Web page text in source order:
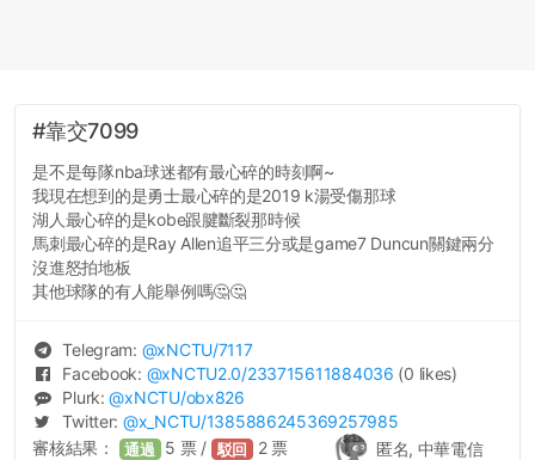
#靠交7099
是不是每隊nba球迷都有最心碎的時刻啊~
我現在想到的是勇士最心碎的是2019 k湯受傷那球
湖人最心碎的是kobe跟腱斷裂那時候
馬刺最心碎的是Ray Allen追平三分或是game7 Duncun關鍵兩分
沒進怒拍地板
其他球隊的有人能舉例嗎🤔🤔
Telegram: @xNCTU/7117
Facebook: @xNCTU2.0/233715611884036 (0 likes)
Plurk:@xNCTU/obx826
Twitter: @x_NCTU/1385886245369257985
匿名, 中華電信
審核結果： 通過 5 票 / 駁回 2票